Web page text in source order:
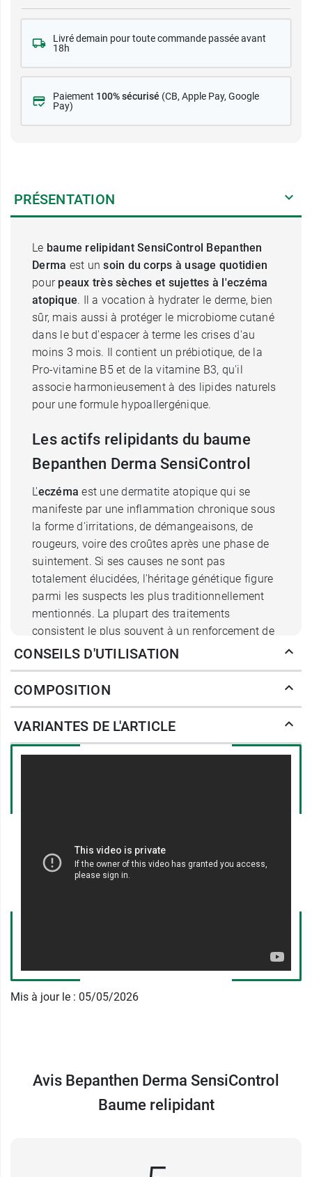
Livré demain pour toute commande passée avant
18h
Paiement 100% sécurisé (CB, Apple Pay, Google
Pay)
PRÉSENTATION
Le baume relipidant SensiControl Bepanthen
Derma est unsoin du corps à usage quotidien
pour peaux très sèches et sujettes à l'eczéma
atopique. Il a vocation à hydrater le derme, bien
sûr, mais aussi à protéger le microbiome cutané
dans le but d'espacer à terme les crises d'au
moins 3 mois. Il contient un prébiotique, de la
Pro-vitamine B5 et de la vitamine B3, qu'il
associe harmonieusement à des lipides naturels
pour une formule hypoallergénique.
Les actifs relipidants du baume
Bepanthen Derma SensiControl
L'eczéma est une dermatite atopique qui se
manifeste par une inflammation chronique sous
la forme d'irritations, de démangeaisons, de
rougeurs, voire des croûtes après une phase de
suintement. Si ses causes ne sont pas
totalement élucidées, l'héritage génétique figure
parmi les suspects les plus traditionnellement
mentionnés. La plupart des traitements
consistent le plus souvent à un renforcement de
la barrière cutanée et à une hydratation intense.
Bepanthen Derma.
façon pérenne. Elle contient :
Du beurre de karité qui est un émollient riche
et nourrissant
la barrière cutanée
Un extrait de fruit d'argousier, ce fruit est
lacunes du film hydrolipidique dont le rôle est de
freiner la déshydratation du derme. Les secondes
pénètrent la peau en profondeur afin
Derma : un allié de la peau
CONSEILS D'UTILISATION
COMPOSITION
VARIANTES DE L'ARTICLE
Mis à jour le : 05/05/2026
Avis Bepanthen Derma SensiControl
Baume relipidant